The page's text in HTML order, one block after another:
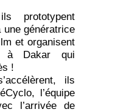
prototypent
génératrice
et organisent
à Dakar qui
!
ils
l’équipe
l’arrivée de